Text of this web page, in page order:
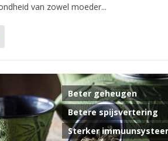
van zowel moeder...
Beter geheugen
Betere spijsvertering
Sterker